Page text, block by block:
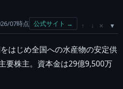
07時点 公式サイト → ↑ ↓ ×
はじめ全国への水産物の安定供
要株主。資本金は29億9,500万